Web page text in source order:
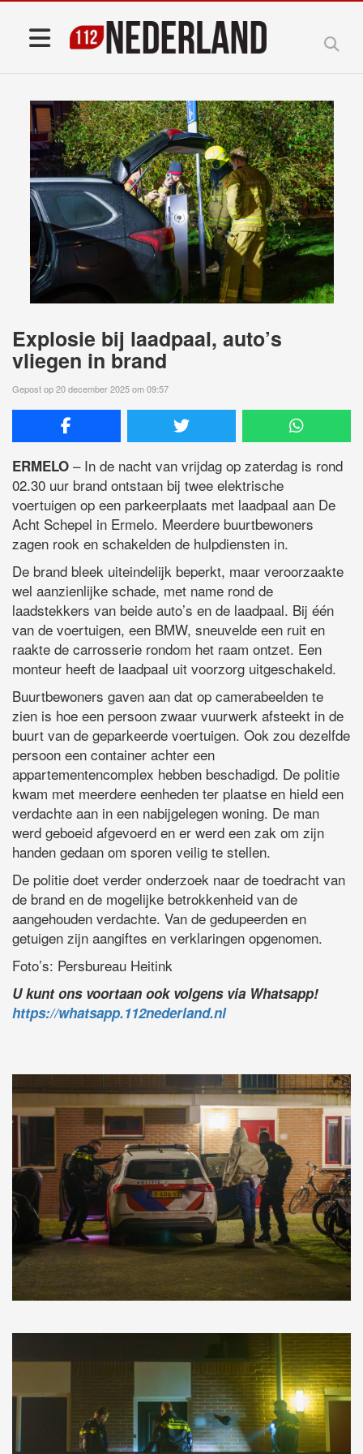
Explosie bij laadpaal, auto’s
vliegen in brand
Gepost op 20 december 2025 om 09:57
ERMELO – In de nacht van vrijdag op zaterdag is rond
02.30 uur brand ontstaan bij twee elektrische
voertuigen op een parkeerplaats met laadpaal aan De
Acht Schepel in Ermelo. Meerdere buurtbewoners
zagen rook en schakelden de hulpdiensten in.
De brand bleek uiteindelijk beperkt, maar veroorzaakte
wel aanzienlijke schade, met name rond de
laadstekkers van beide auto’s en de laadpaal. Bij één
van de voertuigen, een BMW, sneuvelde een ruit en
raakte de carrosserie rondom het raam ontzet. Een
monteur heeft de laadpaal uit voorzorg uitgeschakeld.
Buurtbewoners gaven aan dat op camerabeelden te
zien is hoe een persoon zwaar vuurwerk afsteekt in de
buurt van de geparkeerde voertuigen. Ook zou dezelfde
persoon een container achter een
appartementencomplex hebben beschadigd. De politie
kwam met meerdere eenheden ter plaatse en hield een
verdachte aan in een nabijgelegen woning. De man
werd geboeid afgevoerd en er werd een zak om zijn
handen gedaan om sporen veilig te stellen.
De politie doet verder onderzoek naar de toedracht van
de brand en de mogelijke betrokkenheid van de
aangehouden verdachte. Van de gedupeerden en
getuigen zijn aangiftes en verklaringen opgenomen.
Foto’s: Persbureau Heitink
U kunt ons voortaan ook volgens via Whatsapp!
https://whatsapp.112nederland.nl